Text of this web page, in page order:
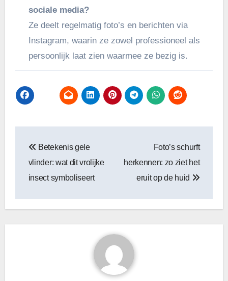
sociale media?
Ze deelt regelmatig foto’s en berichten via
Instagram, waarin ze zowel professioneel als
persoonlijk laat zien waarmee ze bezig is.
navigatie
Betekenis gele
vlinder: wat dit vrolijke
insect symboliseert
Foto’s schurft
herkennen: zo ziet het
eruit op de huid